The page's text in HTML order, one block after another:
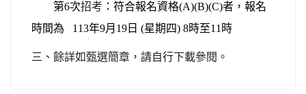
第6次招考 ： 符合報名資格(A)(B)(C)者，報名
時間為 113年9月19日 (星期四) 8時至11時
三、餘詳如甄選簡章，請自行下載參閱。